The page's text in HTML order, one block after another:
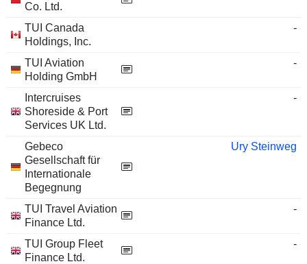
Co. Ltd.
TUI Canada
Holdings, Inc.
-
TUI Aviation
Holding GmbH
-
Intercruises
Shoreside & Port
Services UK Ltd.
-
Gebeco
Gesellschaft für
Internationale
Begegnung
Ury Steinweg
TUI Travel Aviation
Finance Ltd.
-
TUI Group Fleet
Finance Ltd.
-